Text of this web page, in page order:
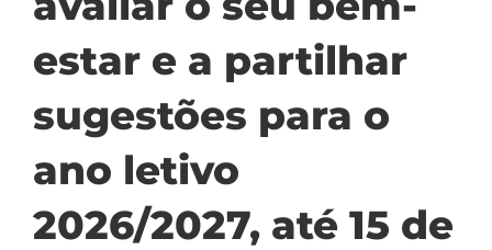
estar e a partilhar
sugestões para o
ano letivo
2026/2027, até 15 de